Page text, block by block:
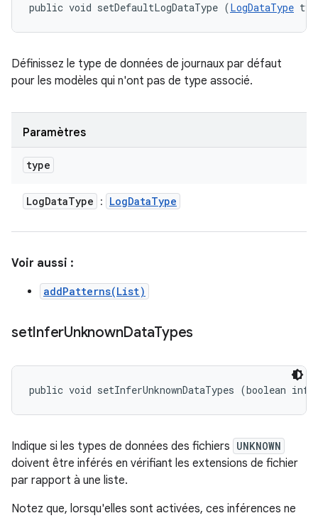
public void setDefaultLogDataType (LogDataType
Définissez le type de données de journaux par défaut
pour les modèles qui n'ont pas de type associé.
Paramètres
type
LogDataType : LogDataType
Voir aussi :
addPatterns(List)
setInferUnknownDataTypes
public void setInferUnknownDataTypes (boolean
Indique si les types de données des fichiers UNKNOWN
doivent être inférés en vérifiant les extensions de fichier
par rapport à une liste.
Notez que, lorsqu'elles sont activées, ces inférences ne